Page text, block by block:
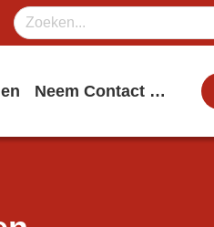
Neem Contact Met Ons Op